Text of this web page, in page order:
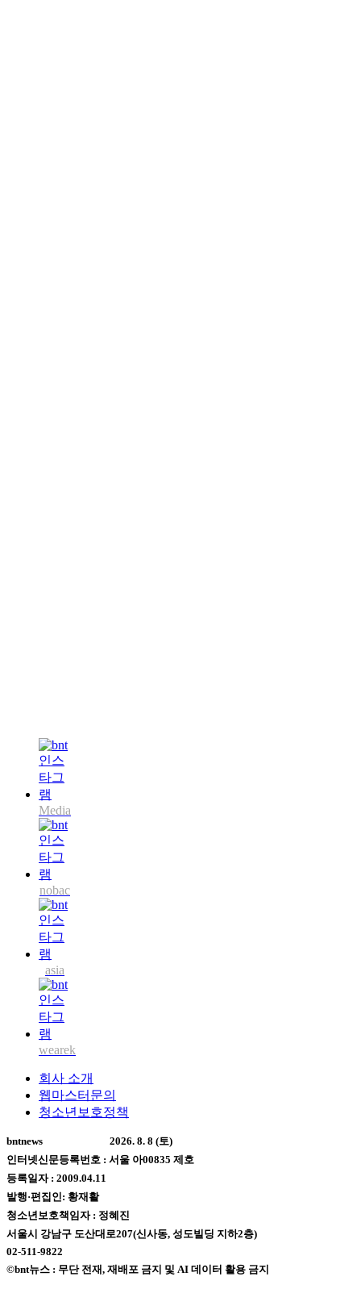
Media
nobac
asia
wearek
회사 소개
웹마스터문의
청소년보호정책
bntnews
2026. 8. 8 (토)
인터넷신문등록번호 : 서울 아00835 제호
등록일자 : 2009.04.11
발행·편집인: 황재활
청소년보호책임자 : 정혜진
서울시 강남구 도산대로207(신사동, 성도빌딩 지하2층)
02-511-9822
©bnt뉴스 : 무단 전재, 재배포 금지 및 AI 데이터 활용 금지